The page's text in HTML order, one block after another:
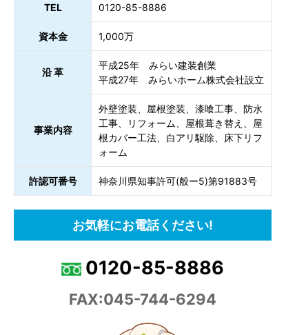
TEL 0120-85-8886
資本金 1,000万
沿 革
平成25年 みらい建装創業
平成27年 みらいホーム株式会社設立
事業内容
外壁塗装、屋根塗装、漆喰工事、防水
工事、リフォーム、屋根葺き替え、屋
根カバー工法、白アリ駆除、床下リフ
ォーム
許認可番号 神奈川県知事許可(般ー5)第91883号
お気軽にお電話ください!
0120-85-8886
FAX:045-744-6294